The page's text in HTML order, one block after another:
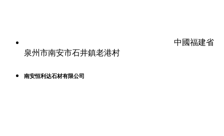
中國福建省
泉州市南安市石井鎮老港村
南安恒利达石材有限公司